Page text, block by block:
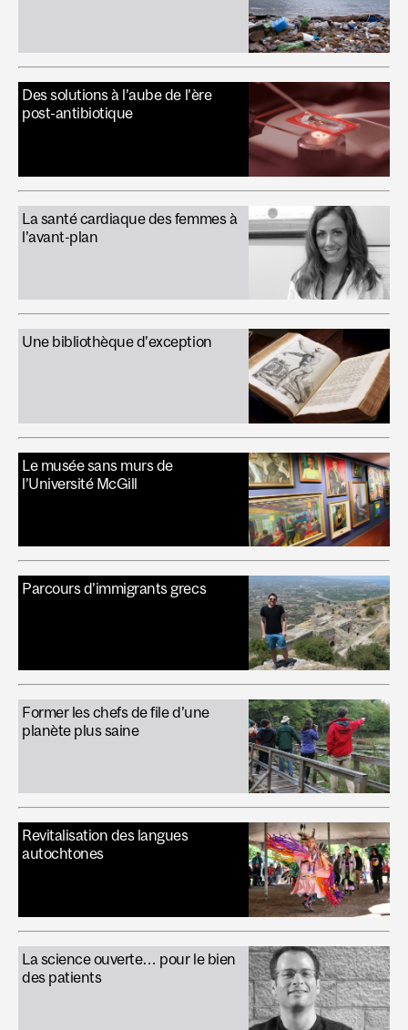
Des solutions à l’aube de l’ère
post-antibiotique
La santé cardiaque des femmes à
l’avant-plan
Une bibliothèque d’exception
Le musée sans murs de
l’Université McGill
Parcours d’immigrants grecs
Former les chefs de file d’une
planète plus saine
Revitalisation des langues
autochtones
La science ouverte… pour le bien
des patients